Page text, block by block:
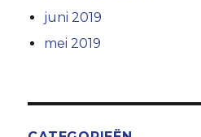
juni 2019
mei 2019